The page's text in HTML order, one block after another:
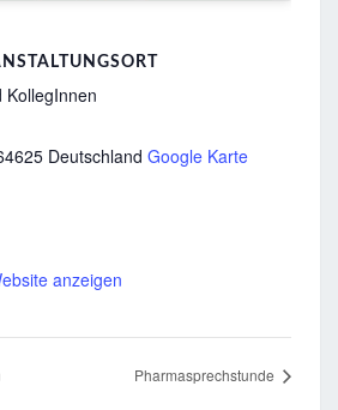
KollegInnen
Deutschland Google Karte
anzeigen
Pharmasprechstunde